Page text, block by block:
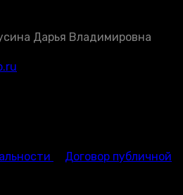
Дарья Владимировна
Договор публичной